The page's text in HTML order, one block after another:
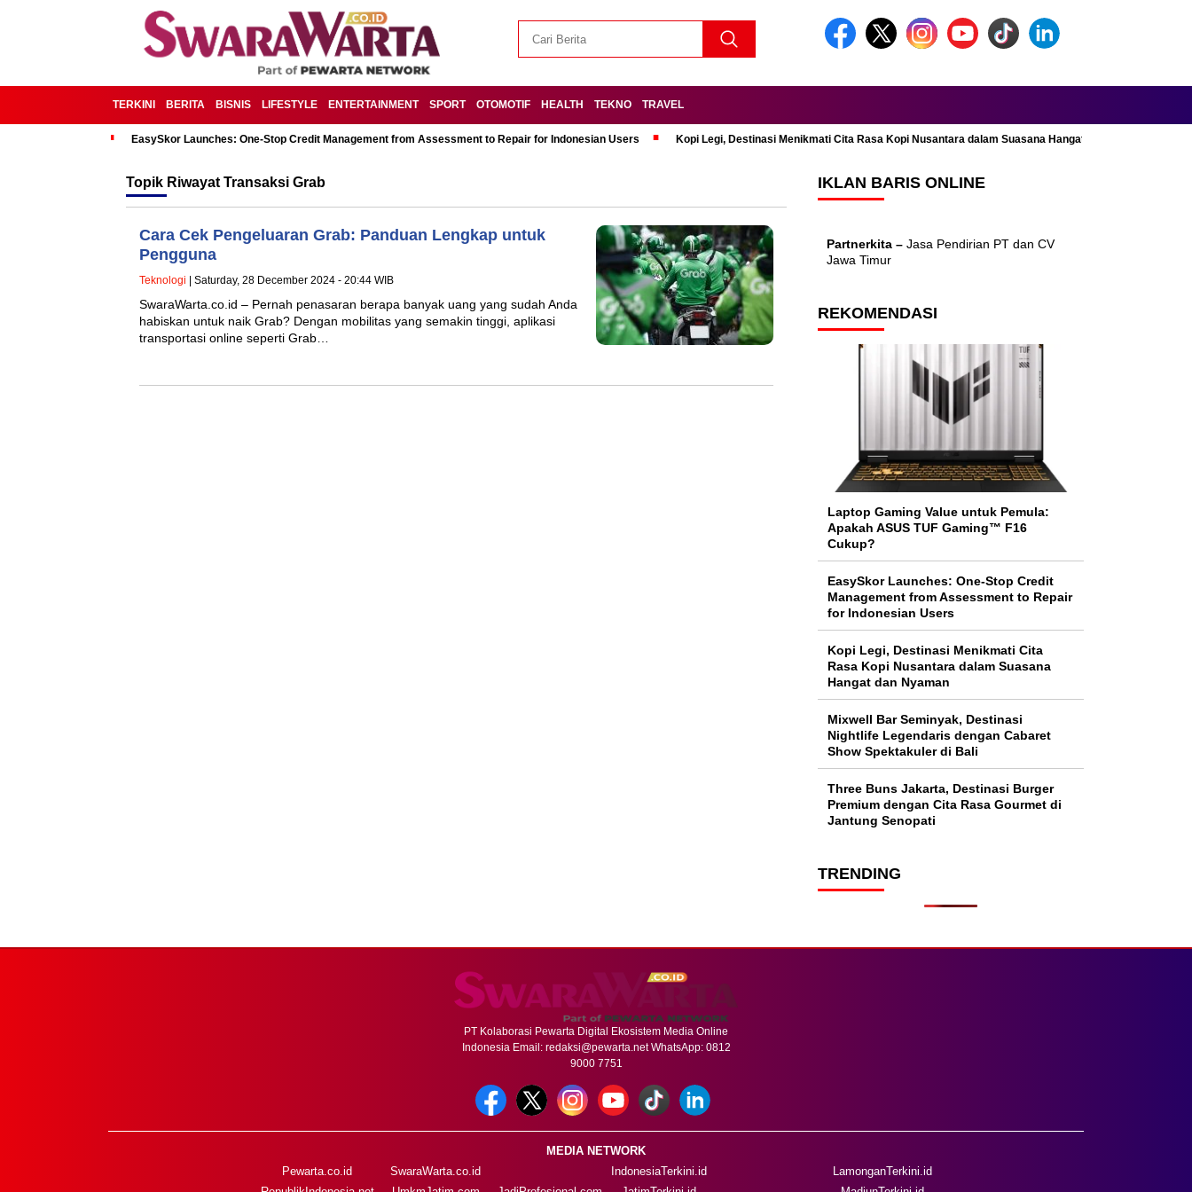
TERKINI BERITA BISNIS LIFESTYLE ENTERTAINMENT SPORT OTOMOTIF HEALTH TEKNO TRAVEL
EasySkor Launches: One-Stop Credit Management from Assessment to Repair for Indonesian Users Kopi Legi, Destinasi Menikmati Cita Rasa Kopi Nusantara dalam Suasana Hangat dan Nyaman
Topik Riwayat Transaksi Grab
Cara Cek Pengeluaran Grab: Panduan Lengkap untuk
Pengguna
Teknologi | Saturday, 28 December 2024 - 20:44 WIB
SwaraWarta.co.id – Pernah penasaran berapa banyak uang yang sudah Anda
habiskan untuk naik Grab? Dengan mobilitas yang semakin tinggi, aplikasi
transportasi online seperti Grab…
IKLAN BARIS ONLINE
Partnerkita – Jasa Pendirian PT dan CV
Jawa Timur
REKOMENDASI
Laptop Gaming Value untuk Pemula:
Apakah ASUS TUF Gaming™ F16
Cukup?
EasySkor Launches: One-Stop Credit
Management from Assessment to Repair
for Indonesian Users
Kopi Legi, Destinasi Menikmati Cita
Rasa Kopi Nusantara dalam Suasana
Hangat dan Nyaman
Mixwell Bar Seminyak, Destinasi
Nightlife Legendaris dengan Cabaret
Show Spektakuler di Bali
Three Buns Jakarta, Destinasi Burger
Premium dengan Cita Rasa Gourmet di
Jantung Senopati
TRENDING
PT Kolaborasi Pewarta Digital Ekosistem Media Online
Indonesia Email: redaksi@pewarta.netWhatsApp: 0812
9000 7751
MEDIA NETWORK
Pewarta.co.id
SwaraWarta.co.id
IndonesiaTerkini.id
LamonganTerkini.id